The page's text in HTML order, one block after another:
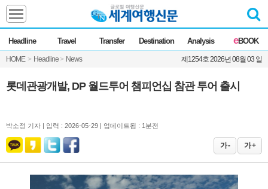
Headline Travel Transfer Destination Analysis eBOOK
HOME > Headline > News 제1254호 2026년 08월 03 일
Headline
전체 News
Commentary Opinion
Focus Marketing
롯데관광개발, DP 월드투어 챔피언십 참관 투어 출시
박소정 기자 | 입력 : 2026-05-29 | 업데이트됨 : 1분전
가 - 가 +